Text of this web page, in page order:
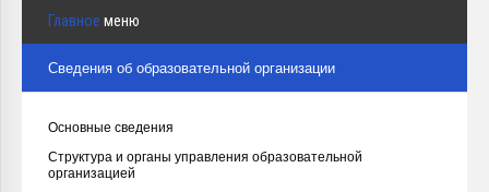
Главное меню
Сведения об образовательной организации
Основные сведения
Структура и органы управления образовательной
организацией